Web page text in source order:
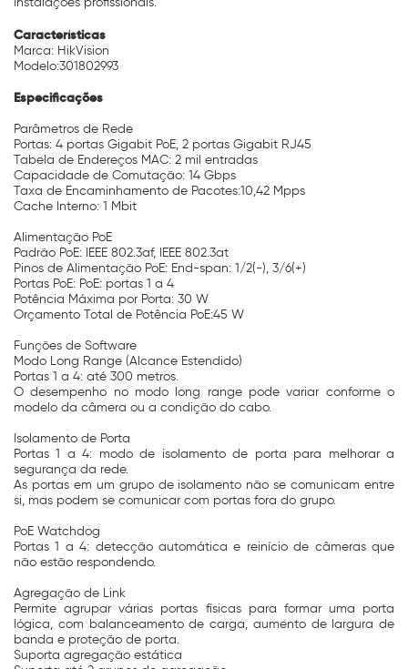
Características
Marca: HikVision
Modelo:301802993
Especificações
Parâmetros de Rede
Portas: 4 portas Gigabit PoE, 2 portas Gigabit RJ45
Tabela de Endereços MAC: 2 mil entradas
Capacidade de Comutação: 14 Gbps
Taxa de Encaminhamento de Pacotes:10,42 Mpps
Cache Interno: 1 Mbit
Alimentação PoE
Padrão PoE: IEEE 802.3af, IEEE 802.3at
Pinos de Alimentação PoE: End-span: 1/2(-), 3/6(+)
Portas PoE: PoE: portas 1 a 4
Potência Máxima por Porta: 30 W
Orçamento Total de Potência PoE:45 W
Funções de Software
Modo Long Range (Alcance Estendido)
Portas 1 a 4: até 300 metros.
O desempenho no modo long range pode variar conforme o
modelo da câmera ou a condição do cabo.
Isolamento de Porta
Portas 1 a 4: modo de isolamento de porta para melhorar a
segurança da rede.
As portas em um grupo de isolamento não se comunicam entre
si, mas podem se comunicar com portas fora do grupo.
PoE Watchdog
Portas 1 a 4: detecção automática e reinício de câmeras que
não estão respondendo.
Agregação de Link
Permite agrupar várias portas físicas para formar uma porta
lógica, com balanceamento de carga, aumento de largura de
banda e proteção de porta.
Suporta agregação estática